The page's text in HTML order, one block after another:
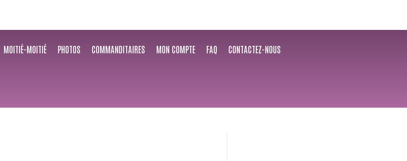
MOITIÉ-MOITIÉ PHOTOS COMMANDITAIRES MON COMPTE FAQ CONTACTEZ-NOUS